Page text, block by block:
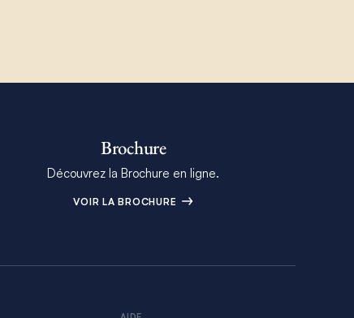
Brochure
Découvrez la Brochure en ligne.
VOIR LA BROCHURE